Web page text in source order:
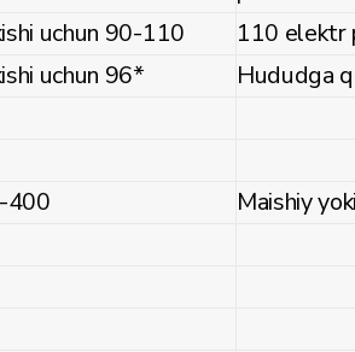
uchun 90-110
110 elektr
uchun 96*
Hududga
400
Maishiy